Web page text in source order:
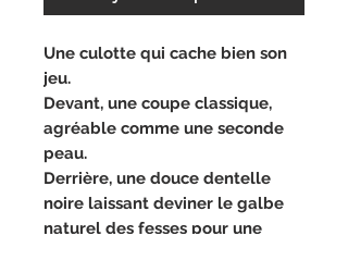
Une culotte qui cache bien son
jeu.
Devant, une coupe classique,
agréable comme une seconde
peau.
Derrière, une douce dentelle
noire laissant deviner le galbe
naturel des fesses pour une